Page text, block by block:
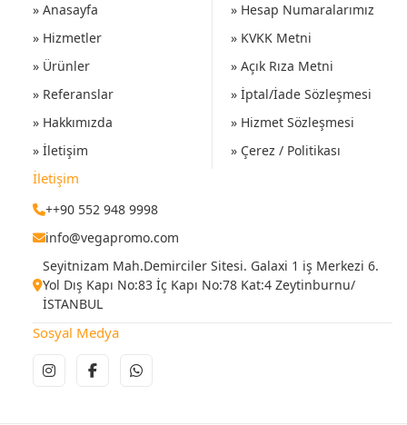
» Anasayfa
» Hizmetler
» Ürünler
» Referanslar
» Hakkımızda
» İletişim
» Hesap Numaralarımız
» KVKK Metni
» Açık Rıza Metni
» İptal/İade Sözleşmesi
» Hizmet Sözleşmesi
» Çerez / Politikası
İletişim
++90 552 948 9998
info@vegapromo.com
Seyitnizam Mah.Demirciler Sitesi. Galaxi 1 iş Merkezi 6.
Yol Dış Kapı No:83 İç Kapı No:78 Kat:4 Zeytinburnu/
İSTANBUL
Sosyal Medya